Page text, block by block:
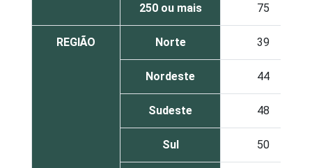
250 ou mais 75
REGIÃO Norte 39
Nordeste 44
Sudeste 48
Sul 50